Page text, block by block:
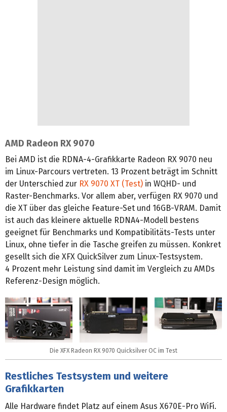
AMD Radeon RX 9070
Bei AMD ist die RDNA-4-Grafikkarte Radeon RX 9070 neu
im Linux-Parcours vertreten. 13 Prozent beträgt im Schnitt
der Unterschied zur RX 9070 XT (Test) in WQHD- und
Raster-Benchmarks. Vor allem aber, verfügen RX 9070 und
die XT über das gleiche Feature-Set und 16GB-VRAM. Damit
ist auch das kleinere aktuelle RDNA4-Modell bestens
geeignet für Benchmarks und Kompatibilitäts-Tests unter
Linux, ohne tiefer in die Tasche greifen zu müssen. Konkret
gesellt sich die XFX QuickSilver zum Linux-Testsystem.
4 Prozent mehr Leistung sind damit im Vergleich zu AMDs
Referenz-Design möglich.
Die XFX Radeon RX 9070 Quicksilver OC im Test
Restliches Testsystem und weitere
Grafikkarten
Alle Hardware findet Platz auf einem Asus X670E-Pro WiFi.